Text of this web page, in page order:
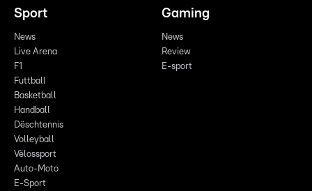
Sport
News
Live Arena
F1
Futtball
Basketball
Handball
Dëschtennis
Volleyball
Vëlossport
Auto-Moto
E-Sport
Gaming
News
Review
E-sport